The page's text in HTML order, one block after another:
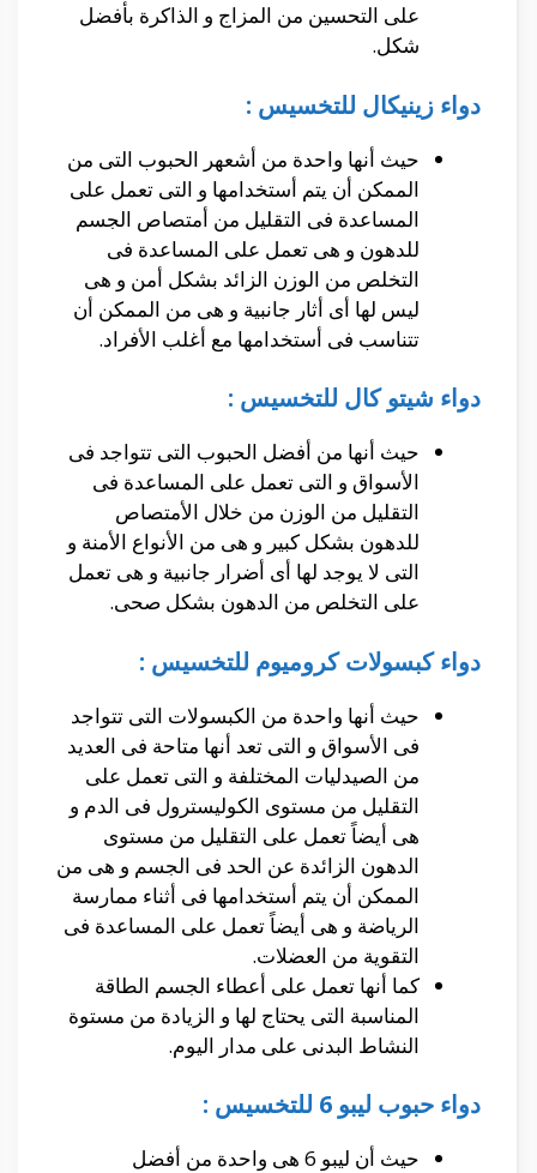
على التحسين من المزاج و الذاكرة بأفضل
شكل.
دواء زينيكال للتخسيس :
حيث أنها واحدة من أشعهر الحبوب التى من
الممكن أن يتم أستخدامها و التى تعمل على
المساعدة فى التقليل من أمتصاص الجسم
للدهون و هى تعمل على المساعدة فى
التخلص من الوزن الزائد بشكل أمن و هى
ليس لها أى أثار جانبية و هى من الممكن أن
تتناسب فى أستخدامها مع أغلب الأفراد.
دواء شيتو كال للتخسيس :
حيث أنها من أفضل الحبوب التى تتواجد فى
الأسواق و التى تعمل على المساعدة فى
التقليل من الوزن من خلال الأمتصاص
للدهون بشكل كبير و هى من الأنواع الأمنة و
التى لا يوجد لها أى أضرار جانبية و هى تعمل
على التخلص من الدهون بشكل صحى.
دواء كبسولات كروميوم للتخسيس :
حيث أنها واحدة من الكبسولات التى تتواجد
فى الأسواق و التى تعد أنها متاحة فى العديد
من الصيدليات المختلفة و التى تعمل على
التقليل من مستوى الكوليسترول فى الدم و
هى أيضاً تعمل على التقليل من مستوى
الدهون الزائدة عن الحد فى الجسم و هى من
الممكن أن يتم أستخدامها فى أثناء ممارسة
الرياضة و هى أيضاً تعمل على المساعدة فى
التقوية من العضلات.
كما أنها تعمل على أعطاء الجسم الطاقة
المناسبة التى يحتاج لها و الزيادة من مستوة
النشاط البدنى على مدار اليوم.
دواء حبوب ليبو 6 للتخسيس :
حيث أن ليبو 6 هى واحدة من أفضل